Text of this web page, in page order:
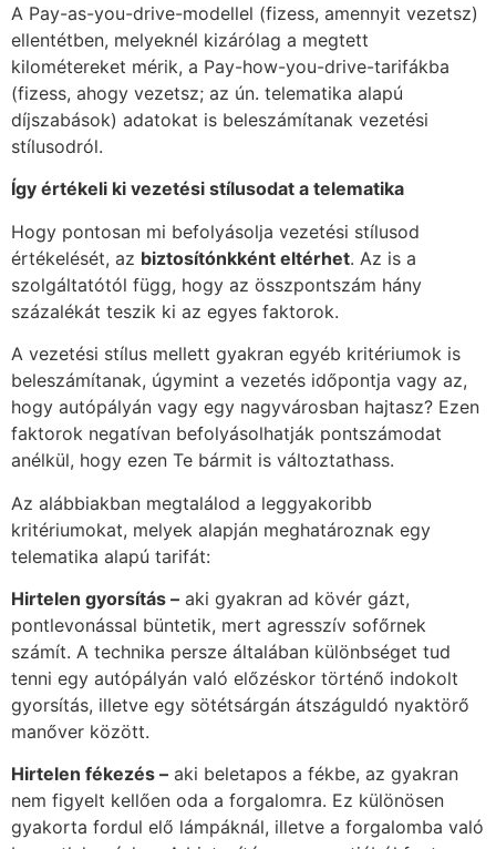
A Pay-as-you-drive-modellel (fizess, amennyit vezetsz)
ellentétben, melyeknél kizárólag a megtett
kilométereket mérik, a Pay-how-you-drive-tarifákba
(fizess, ahogy vezetsz; az ún. telematika alapú
díjszabások) adatokat is beleszámítanak vezetési
stílusodról.
Így értékeli ki vezetési stílusodat a telematika
Hogy pontosan mi befolyásolja vezetési stílusod
értékelését, az biztosítónkként eltérhet. Az is a
szolgáltatótól függ, hogy az összpontszám hány
százalékát teszik ki az egyes faktorok.
A vezetési stílus mellett gyakran egyéb kritériumok is
beleszámítanak, úgymint a vezetés időpontja vagy az,
hogy autópályán vagy egy nagyvárosban hajtasz? Ezen
faktorok negatívan befolyásolhatják pontszámodat
anélkül, hogy ezen Te bármit is változtathass.
Az alábbiakban megtalálod a leggyakoribb
kritériumokat, melyek alapján meghatároznak egy
telematika alapú tarifát:
Hirtelen gyorsítás – aki gyakran ad kövér gázt,
pontlevonással büntetik, mert agresszív sofőrnek
számít. A technika persze általában különbséget tud
tenni egy autópályán való előzéskor történő indokolt
gyorsítás, illetve egy sötétsárgán átszáguldó nyaktörő
manőver között.
Hirtelen fékezés – aki beletapos a fékbe, az gyakran
nem figyelt kellően oda a forgalomra. Ez különösen
gyakorta fordul elő lámpáknál, illetve a forgalomba való